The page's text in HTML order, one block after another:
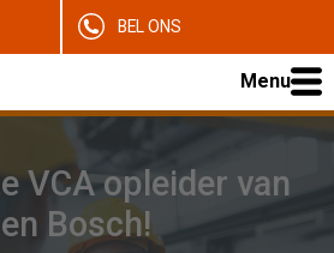
BEL ONS
Menu
VCA opleider van
Bosch!